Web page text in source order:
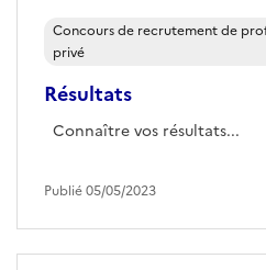
Résultats
Connaître vos résultats...
Concours de recrutement de
privé
Publié 05/05/2023